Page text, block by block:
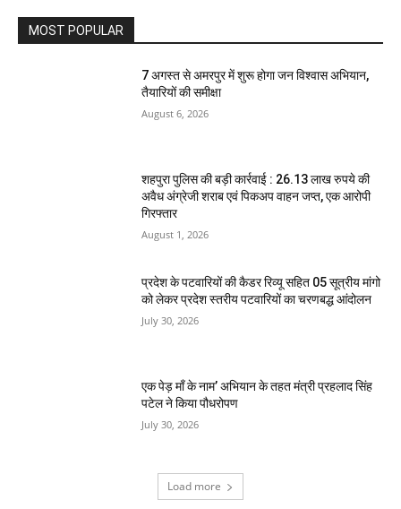
MOST POPULAR
7 अगस्त से अमरपुर में शुरू होगा जन विश्वास अभियान,
तैयारियों की समीक्षा
August 6, 2026
शहपुरा पुलिस की बड़ी कार्रवाई : 26.13 लाख रुपये की
अवैध अंग्रेजी शराब एवं पिकअप वाहन जप्त, एक आरोपी
गिरफ्तार
August 1, 2026
प्रदेश के पटवारियों की कैडर रिव्यू सहित 05 सूत्रीय मांगो
को लेकर प्रदेश स्तरीय पटवारियों का चरणबद्ध आंदोलन
July 30, 2026
एक पेड़ माँ के नाम’ अभियान के तहत मंत्री प्रहलाद सिंह
पटेल ने किया पौधरोपण
July 30, 2026
Load more